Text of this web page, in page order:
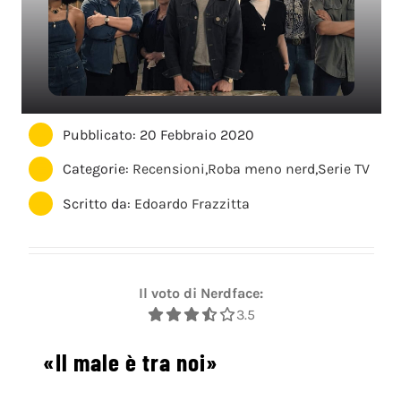
Pubblicato: 20 Febbraio 2020
Categorie: Recensioni,Roba meno nerd,Serie TV
Scritto da: Edoardo Frazzitta
Il voto di Nerdface:
3.5
«Il male è tra noi»